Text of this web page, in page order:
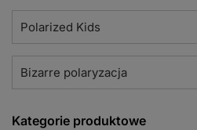
Polarized Kids
Bizarre polaryzacja
Kategorie produktowe